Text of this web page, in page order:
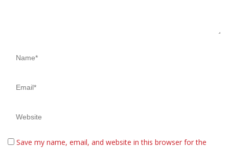
Save my name, email, and website in this browser for the